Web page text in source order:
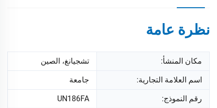
نظرة عامة
مكان المنشأ: تشجيانغ، الصين
اسم العلامة التجارية: جامعة
رقم النموذج: UN186FA